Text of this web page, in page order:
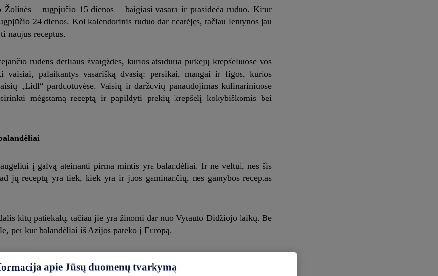
Žolinės – rugpjūčio 15 dienos – baigiasi vasara ir prasideda ruduo. Kitur
24 dienos. Kol kalendorinis ruduo dar neatėjęs, tačiau lentynos jau
naujus receptus.
rudens derliaus žvaigždės, kurios atsiduria pirkėjų krepšeliuose vos
palaikantys vasarišką dvasią: persikai, mangai ir figos, kurios
„Lidl“ parduotuvėse. Vaisių ir daržovių panaudojimas kulinariniuose
mėgstamą receptą ir papildyti prekių krepšelį kokybiškomis bei
į galvą ateinanti pirma mintis yra balandėliai. Ir ne veltui, nes šis
jų receptų yra tiek, kiek yra ir juos gaminančių, nes gamybos receptas
kitų patiekalų, tačiau jie yra žinomi dar nuo Vytauto Didžiojo laikų. Be
per kur balandėliai iš Azijos pateko į Europą.
turintys klasikinius ingredientus: kopūsto lapus, maltą mėsą ir ryžius.
ir mėgstančių pomidorų padažą. „Lidl“ dalijasi receptu, kuris pavyks
apie Jūsų duomenų tvarkymą